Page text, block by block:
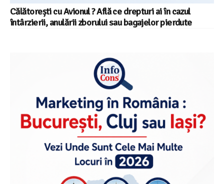
Călătorești cu Avionul ? Află ce drepturi ai în cazul
întârzierii, anulării zborului sau bagajelor pierdute